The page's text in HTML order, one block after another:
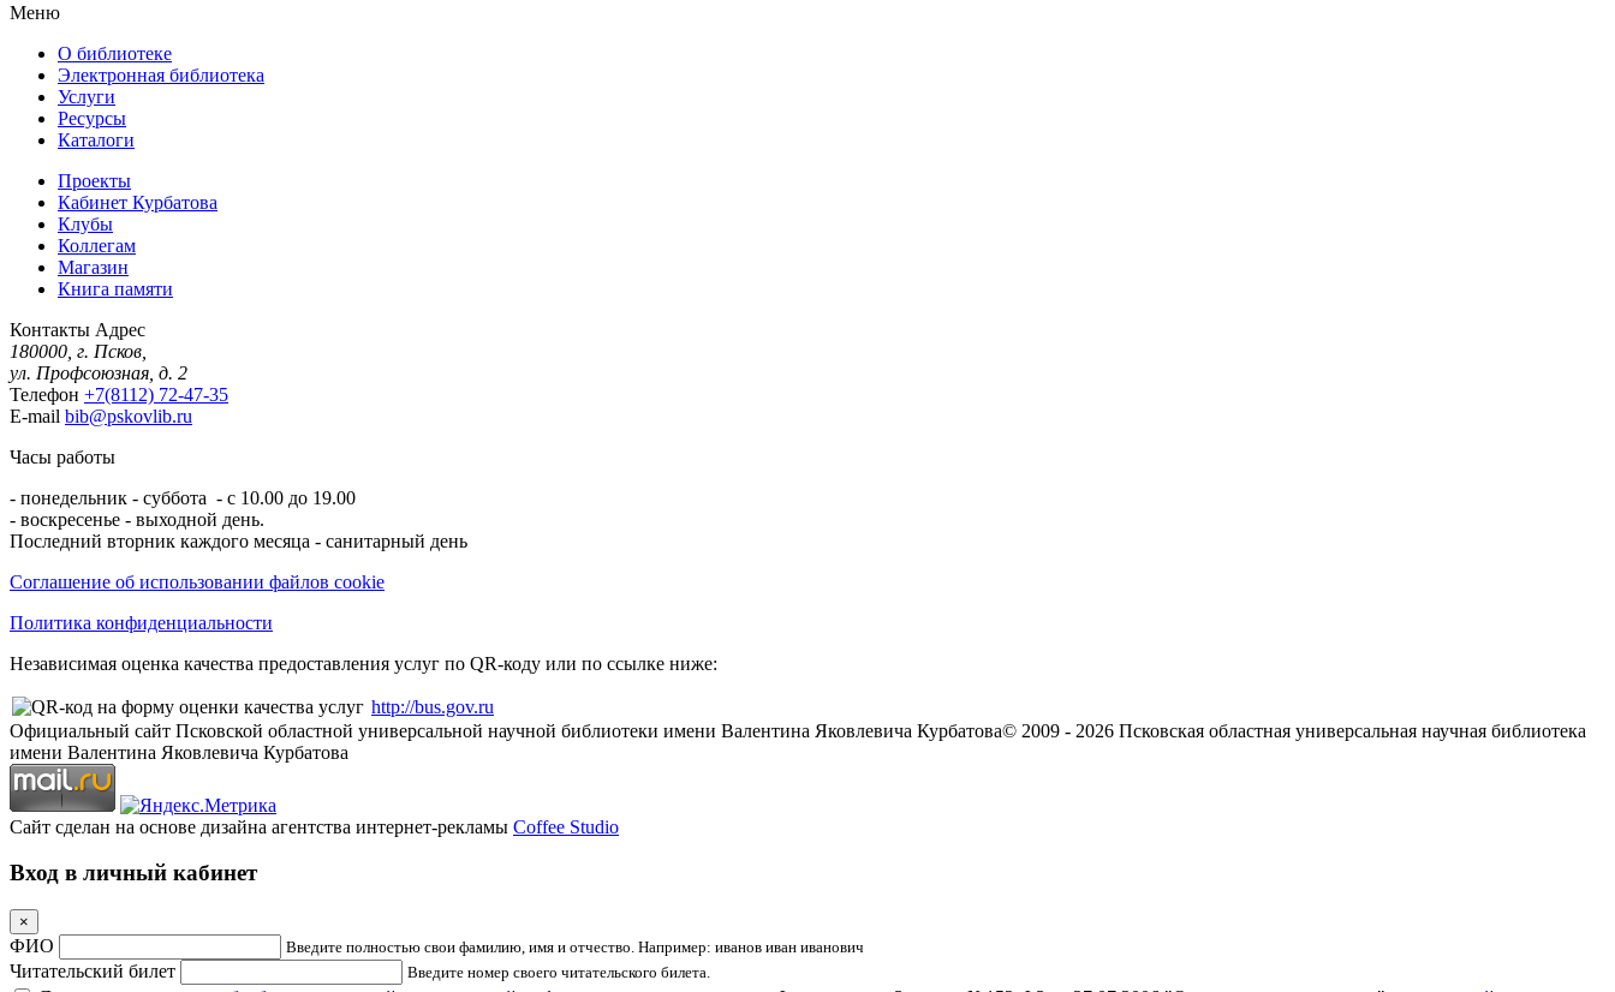
Меню
О библиотеке
Электронная библиотека
Услуги
Ресурсы
Каталоги
Проекты
Кабинет Курбатова
Клубы
Коллегам
Магазин
Книга памяти
Контакты Адрес
180000, г. Псков,
ул. Профсоюзная, д. 2
Телефон +7(8112) 72-47-35
E-mail bib@pskovlib.ru
Часы работы
- понедельник - суббота - с 10.00 до 19.00
- воскресенье - выходной день.
Последний вторник каждого месяца - санитарный день
Соглашение об использовании файлов cookie
Политика конфиденциальности
Независимая оценка качества предоставления услуг по QR-коду или по ссылке ниже:
http://bus.gov.ru
Официальный сайт Псковской областной универсальной научной библиотеки имени Валентина Яковлевича Курбатова© 2009 - 2026 Псковская областная универсальная научная библиотека
имени Валентина Яковлевича Курбатова
Сайт сделан на основе дизайна агентства интернет-рекламы Coffee Studio
Вход в личный кабинет
×
ФИО Введите полностью свои фамилию, имя и отчество. Например: иванов иван иванович
Читательский билет Введите номер своего читательского билета.